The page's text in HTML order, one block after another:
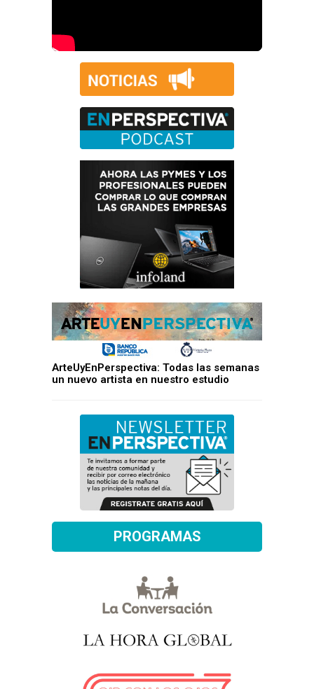
ArteUyEnPerspectiva: Todas las semanas
un nuevo artista en nuestro estudio
PROGRAMAS